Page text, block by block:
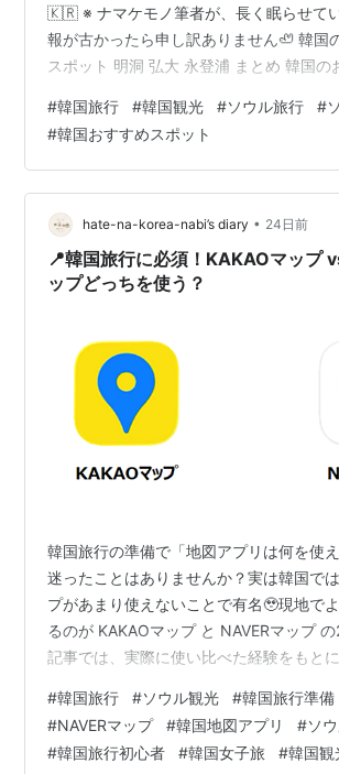
🇰🇷 ※ ナマケモノ筆者が、長く眠らせて
報が古かったら申し訳ありません🦥 韓国
スポット 明洞 弘大 永登浦 まとめ 韓国の
メが楽しめる街です✨ 明洞駅で6番出口を
を見ると かわいい洋服ストリートが✨ か
く手に入ります😳✨ グルメも思う存分楽
んじゅうや、 韓国式たい焼き、 おでん
ではのB級グルメを堪能できますよ🤤
…
#韓国旅行 #韓国観光 #ソウル旅行 #
#韓国おすすめスポット
hate-na-korea-nabi’s diary • 24日前
📍韓国旅行に必須！KAKAOマップ
ップどっちを使う？
韓国旅行の準備で「地図アプリは何を使
迷ったことはありませんか？実は韓国で
プがあまり使えないことで有名🥹現地で
るのが KAKAOマップ と NAVERマップ
記事では、実際に使い比べた経験をもと
国でGoogleマップが使えないの？ KAKAO
NAVERマップ 特徴を比較！ ❓結局どっち
シーン別おすすめ 🤔そもそも、なぜ韓国
#韓国旅行 #ソウル観光 #韓国旅行準備
#NAVERマップ #韓国地図アプリ #ソ
#韓国旅行初心者 #韓国女子旅 #韓国観